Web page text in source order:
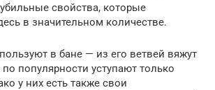
свойства, которые
в значительном количестве.
в бане — из его ветвей вяжут
популярности уступают только
у них есть также свои